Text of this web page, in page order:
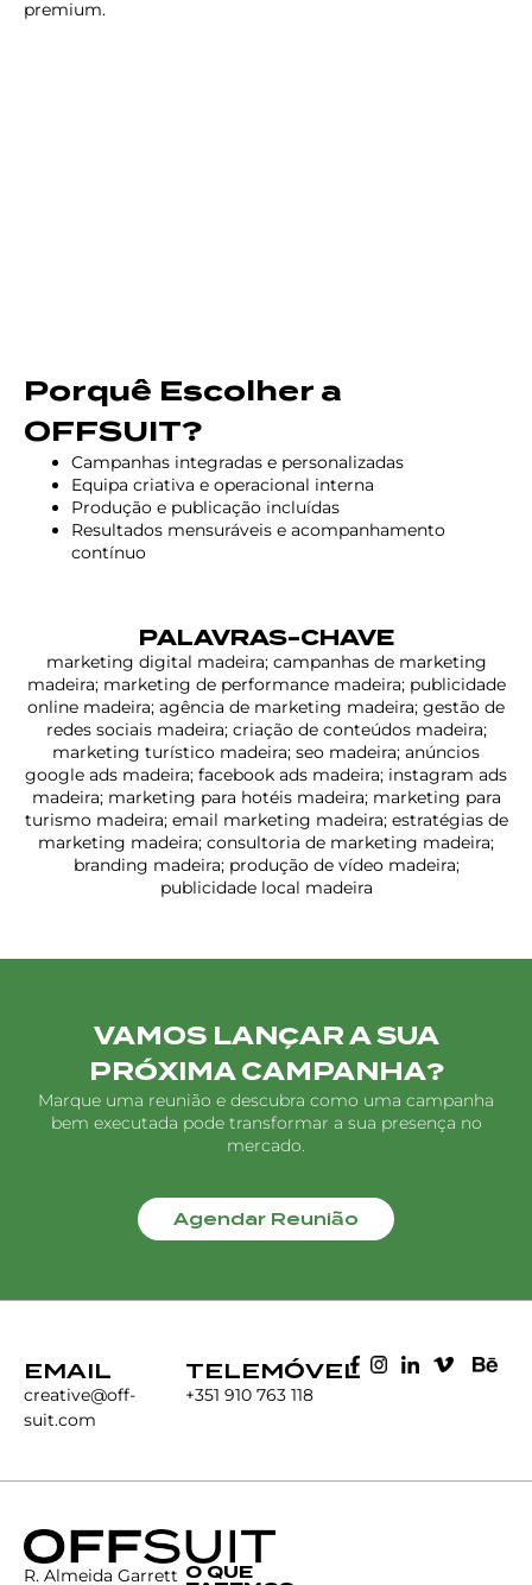
premium.
Porquê Escolher a
OFFSUIT?
Campanhas integradas e personalizadas
Equipa criativa e operacional interna
Produção e publicação incluídas
Resultados mensuráveis e acompanhamento
contínuo
PALAVRAS-CHAVE
marketing digital madeira; campanhas de marketing
madeira; marketing de performance madeira; publicidade
online madeira; agência de marketing madeira; gestão de
redes sociais madeira; criação de conteúdos madeira;
marketing turístico madeira; seo madeira; anúncios
google ads madeira; facebook ads madeira; instagram ads
madeira; marketing para hotéis madeira; marketing para
turismo madeira; email marketing madeira; estratégias de
marketing madeira; consultoria de marketing madeira;
branding madeira; produção de vídeo madeira;
publicidade local madeira
VAMOS LANÇAR A SUA
PRÓXIMA CAMPANHA?
Marque uma reunião e descubra como uma campanha
bem executada pode transformar a sua presença no
mercado.
Agendar Reunião
EMAIL
creative@off-
suit.com
TELEMÓVEL
+351 910 763 118
R. Almeida Garrett O QUE